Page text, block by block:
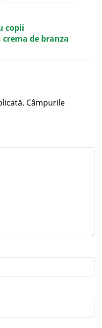
copii
de branza
Câmpurile